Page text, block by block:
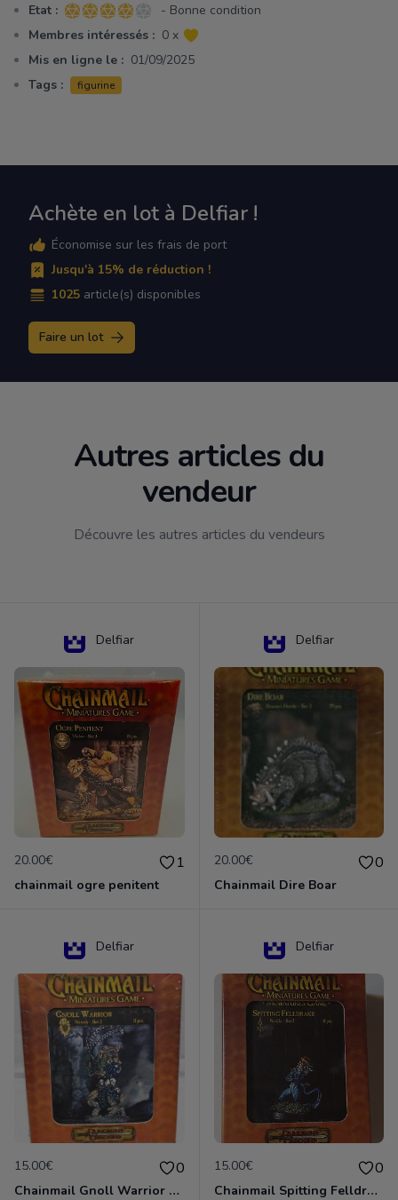
Etat : 4 sur 5 étoiles
- Bonne condition
Membres intéressés : 0 x
Mis en ligne le : 01/09/2025
Tags :
figurine
Achète en lot à Delfiar !
Économise sur les frais de port
Jusqu'à 15% de réduction !
1025 article(s) disponibles
Faire un lot
Autres articles du
vendeur
Découvre les autres articles du vendeurs
Delfiar
20.00€ 1
chainmail ogre penitent
Delfiar
20.00€ 0
Chainmail Dire Boar
Delfiar
15.00€ 0
Chainmail Gnoll Warrior Dungeons & Dragons
Delfiar
15.00€ 0
Chainmail Spitting Felldrake